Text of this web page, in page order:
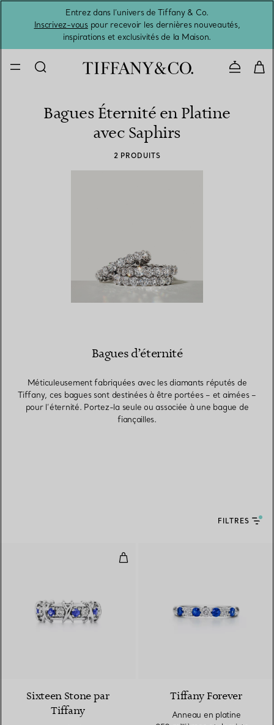
Entrez dans l’univers de Tiffany & Co.
Inscrivez-vouspour recevoir les dernières nouveautés,
inspirations et exclusivités de la Maison.
Bagues Éternité en Platine
avec Saphirs
2 PRODUITS
Bagues d’éternité
Méticuleusement fabriquées avec les diamants réputés de
Tiffany, ces bagues sont destinées à être portées – et aimées –
pour l’éternité. Portez-la seule ou associée à une bague de
fiançailles.
FILTRES
Bague sertie de diamants et
Sixteen Stone par
Tiffany
Tiffany Forever
Anneau en platine